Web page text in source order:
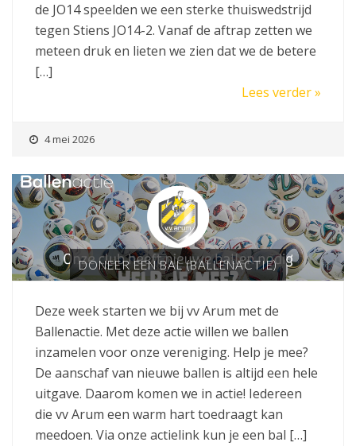
de JO14 speelden we een sterke thuiswedstrijd
tegen Stiens JO14-2. Vanaf de aftrap zetten we
meteen druk en lieten we zien dat we de betere
[…]
Lees verder »
4 mei 2026
DONEER EEN BAL (BALLENACTIE)
Deze week starten we bij vv Arum met de
Ballenactie. Met deze actie willen we ballen
inzamelen voor onze vereniging. Help je mee?
De aanschaf van nieuwe ballen is altijd een hele
uitgave. Daarom komen we in actie! Iedereen
die vv Arum een warm hart toedraagt kan
meedoen. Via onze actielink kun je een bal […]